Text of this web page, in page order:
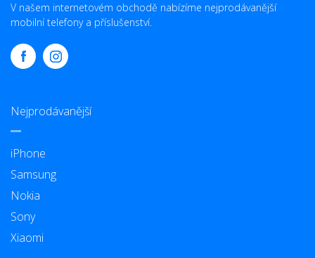
V našem internetovém obchodě nabízíme nejprodávanější
mobilní telefony a příslušenství.
Nejprodávanější
iPhone
Samsung
Nokia
Sony
Xiaomi